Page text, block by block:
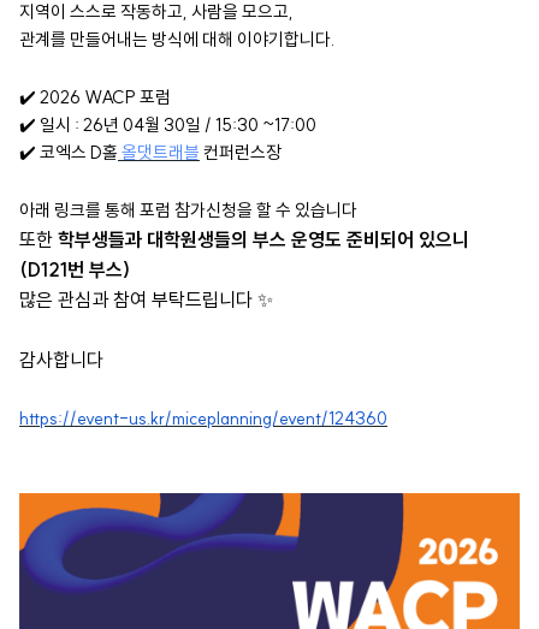
지역이 스스로 작동하고, 사람을 모으고,
관계를 만들어내는 방식에 대해 이야기합니다.
✔️ 2026 WACP 포럼
✔️ 일시 : 26년 04월 30일 / 15:30 ~17:00
✔️ 코엑스 D홀 올댓트래블 컨퍼런스장
아래 링크를 통해 포럼 참가신청을 할 수 있습니다
또한 학부생들과 대학원생들의 부스 운영도 준비되어 있으니
(D121번 부스)
많은 관심과 참여 부탁드립니다 ✨
감사합니다
https://event-us.kr/miceplanning/event/124360